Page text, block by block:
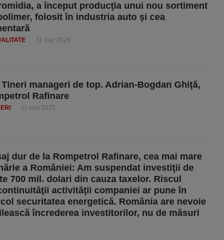
a început producţia unui nou sortiment
folosit în industria auto şi cea
11 mar 2026
Tineri manageri de top. Adrian-Bogdan Ghiţă,
Rafinare
11 nov 2025
dur de la Rompetrol Rafinare, cea mai mare
a României: Am suspendat investiţii de
700 mil. dolari din cauza taxelor. Riscul
activităţii companiei ar pune în
securitatea energetică. România are nevoie
încrederea investitorilor, nu de măsuri